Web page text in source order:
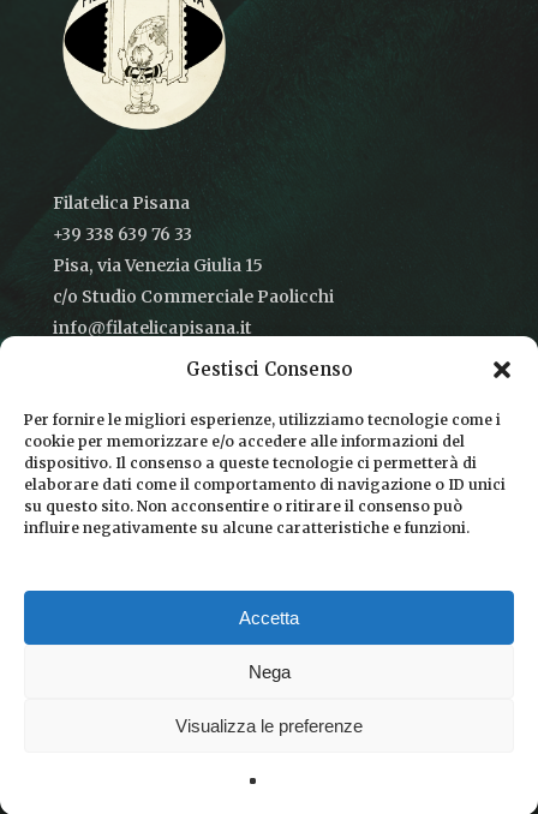
Gestisci Consenso
Per fornire le migliori esperienze, utilizziamo tecnologie come i
cookie per memorizzare e/o accedere alle informazioni del
dispositivo. Il consenso a queste tecnologie ci permetterà di
elaborare dati come il comportamento di navigazione o ID unici
su questo sito. Non acconsentire o ritirare il consenso può
influire negativamente su alcune caratteristiche e funzioni.
Accetta
Nega
Visualizza le preferenze
Filatelica Pisana
+39 338 639 76 33
Pisa, via Venezia Giulia 15
c/o Studio Commerciale Paolicchi
info@filatelicapisana.it
CONDIZIONI DI VENDITA
INFORMATIVA SULLA PRIVACY
COOKIE POLICY